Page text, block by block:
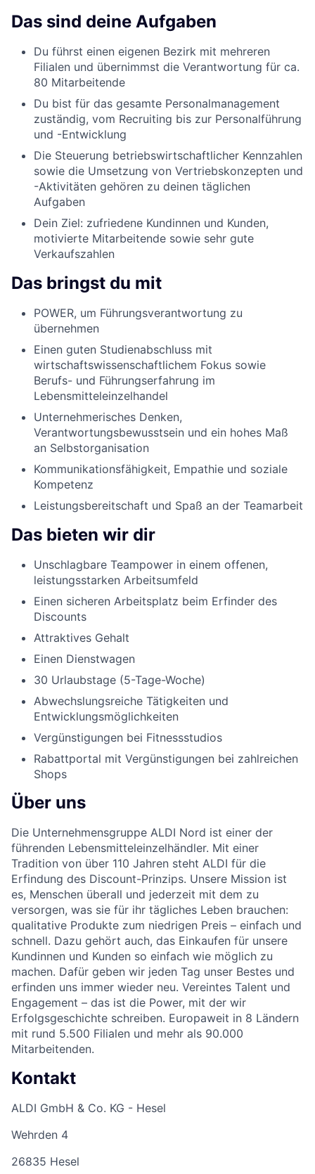
Das sind deine Aufgaben
Du führst einen eigenen Bezirk mit mehreren
Filialen und übernimmst die Verantwortung für ca.
80 Mitarbeitende
Du bist für das gesamte Personalmanagement
zuständig, vom Recruiting bis zur Personalführung
und -Entwicklung
Die Steuerung betriebswirtschaftlicher Kennzahlen
sowie die Umsetzung von Vertriebskonzepten und
-Aktivitäten gehören zu deinen täglichen
Aufgaben
Dein Ziel: zufriedene Kundinnen und Kunden,
motivierte Mitarbeitende sowie sehr gute
Verkaufszahlen
Das bringst du mit
POWER, um Führungsverantwortung zu
übernehmen
Einen guten Studienabschluss mit
wirtschaftswissenschaftlichem Fokus sowie
Berufs- und Führungserfahrung im
Lebensmitteleinzelhandel
Unternehmerisches Denken,
Verantwortungsbewusstsein und ein hohes Maß
an Selbstorganisation
Kommunikationsfähigkeit, Empathie und soziale
Kompetenz
Leistungsbereitschaft und Spaß an der Teamarbeit
Das bieten wir dir
Unschlagbare Teampower in einem offenen,
leistungsstarken Arbeitsumfeld
Einen sicheren Arbeitsplatz beim Erfinder des
Discounts
Attraktives Gehalt
Einen Dienstwagen
30 Urlaubstage (5-Tage-Woche)
Abwechslungsreiche Tätigkeiten und
Entwicklungsmöglichkeiten
Vergünstigungen bei Fitnessstudios
Rabattportal mit Vergünstigungen bei zahlreichen
Shops
Über uns
Die Unternehmensgruppe ALDI Nord ist einer der
führenden Lebensmitteleinzelhändler. Mit einer
Tradition von über 110 Jahren steht ALDI für die
Erfindung des Discount-Prinzips. Unsere Mission ist
es, Menschen überall und jederzeit mit dem zu
versorgen, was sie für ihr tägliches Leben brauchen:
qualitative Produkte zum niedrigen Preis – einfach und
schnell. Dazu gehört auch, das Einkaufen für unsere
Kundinnen und Kunden so einfach wie möglich zu
machen. Dafür geben wir jeden Tag unser Bestes und
erfinden uns immer wieder neu. Vereintes Talent und
Engagement – das ist die Power, mit der wir
Erfolgsgeschichte schreiben. Europaweit in 8 Ländern
mit rund 5.500 Filialen und mehr als 90.000
Mitarbeitenden.
Kontakt
ALDI GmbH & Co. KG - Hesel
Wehrden 4
26835 Hesel